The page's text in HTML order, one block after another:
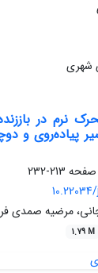
شهری
نرم در
پیاده‌روی و
213-232
مرضیه صمدی
1.79 M